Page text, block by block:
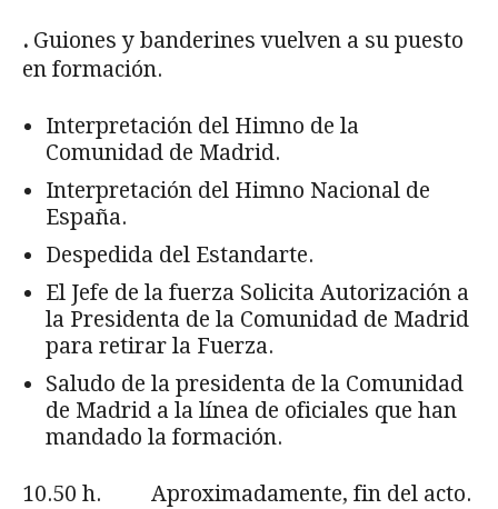
. Guiones y banderines vuelven a su puesto
en formación.
Interpretación del Himno de la
Comunidad de Madrid.
Interpretación del Himno Nacional de
España.
Despedida del Estandarte.
El Jefe de la fuerza Solicita Autorización a
la Presidenta de la Comunidad de Madrid
para retirar la Fuerza.
Saludo de la presidenta de la Comunidad
de Madrid a la línea de oficiales que han
mandado la formación.
10.50 h. Aproximadamente, fin del acto.